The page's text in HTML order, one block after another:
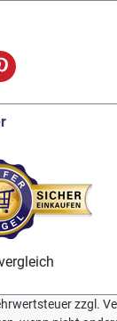
zzgl.